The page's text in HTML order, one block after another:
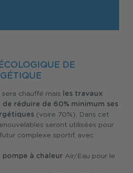
DE
chauffé mais
les travaux
réduire de 60% minimum ses
(voire 70%). Dans cet
seront utilisées pour
complexe sportif, avec
pompe à chaleur Air/Eau pour le